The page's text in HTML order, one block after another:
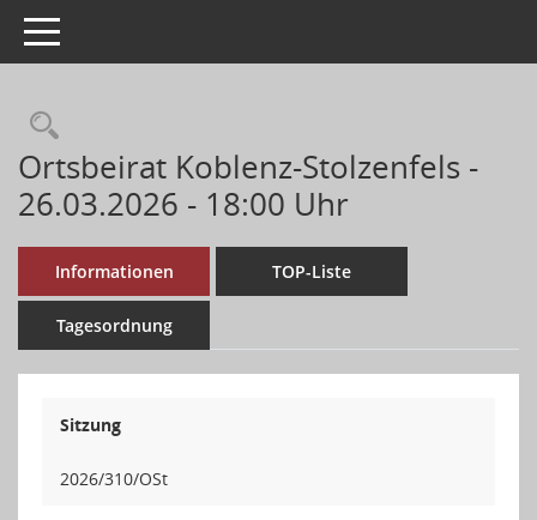
Toggle navigation
Ortsbeirat Koblenz-Stolzenfels -
26.03.2026 - 18:00 Uhr
Informationen TOP-Liste
Tagesordnung
Sitzung
2026/310/OSt